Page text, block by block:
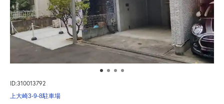
ID:310013792
上大崎3-9-8駐車場